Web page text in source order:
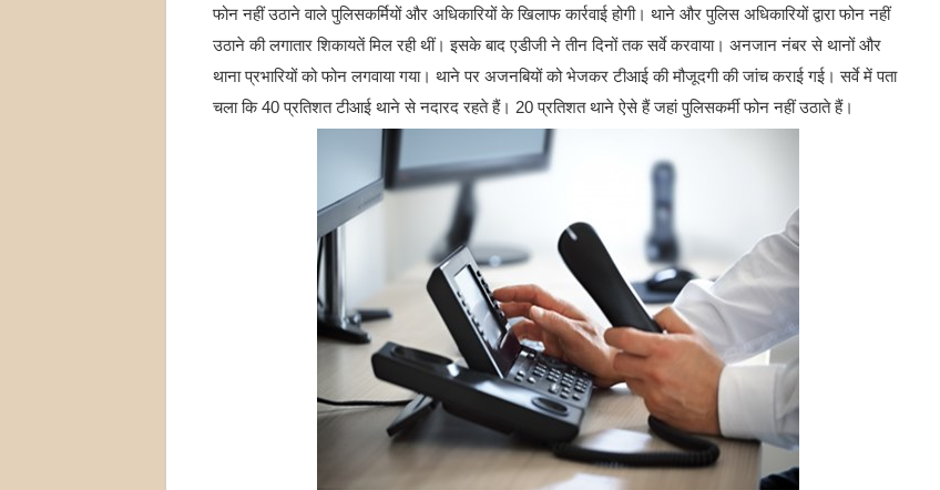
फोन नहीं उठाने वाले पुलिसकर्मियों और अधिकारियों के खिलाफ कार्रवाई होगी। थाने और पुलिस अधिकारियों द्वारा फोन नहीं
उठाने की लगातार शिकायतें मिल रही थीं। इसके बाद एडीजी ने तीन दिनों तक सर्वे करवाया। अनजान नंबर से थानों और
थाना प्रभारियों को फोन लगवाया गया। थाने पर अजनबियों को भेजकर टीआई की मौजूदगी की जांच कराई गई। सर्वे में पता
चला कि 40 प्रतिशत टीआई थाने से नदारद रहते हैं। 20 प्रतिशत थाने ऐसे हैं जहां पुलिसकर्मी फोन नहीं उठाते हैं।